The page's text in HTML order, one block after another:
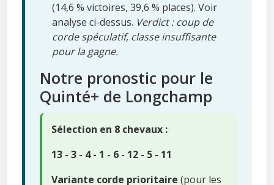
(14,6 % victoires, 39,6 % places). Voir
analyse ci-dessus. Verdict : coup de
corde spéculatif, classe insuffisante
pour la gagne.
Notre pronostic pour le
Quinté+ de Longchamp
Sélection en 8 chevaux :
13 - 3 - 4 - 1 - 6 - 12 - 5 - 11
Variante corde prioritaire (pour les